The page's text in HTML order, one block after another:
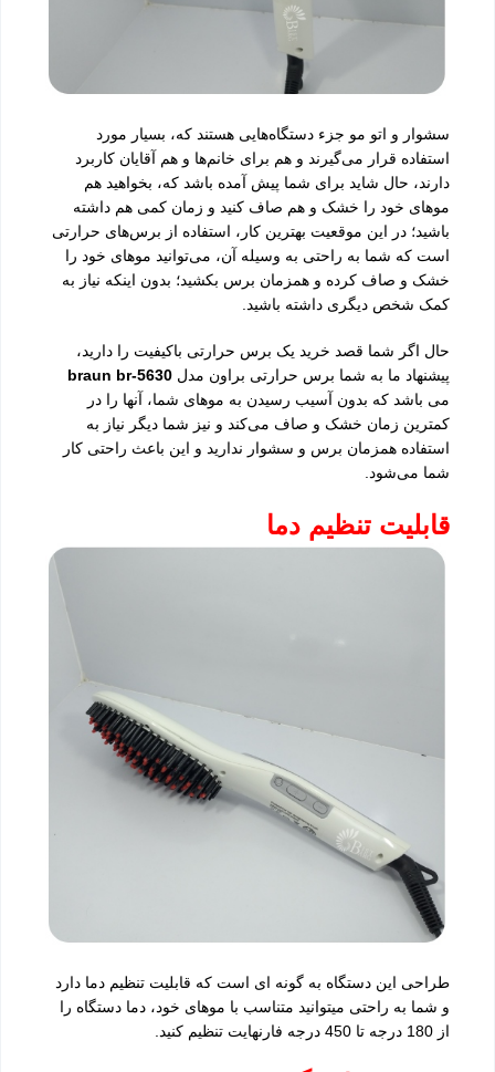
سشوار و اتو مو جزء دستگاه‌هایی هستند که، بسیار مورد
استفاده قرار می‌گیرند و هم برای خانم‌ها و هم آقایان کاربرد
دارند، حال شاید برای شما پیش آمده باشد که، بخواهید هم
موهای خود را خشک و هم صاف کنید و زمان کمی هم داشته
باشید؛ در این موقعیت بهترین کار، استفاده از برس‌های حرارتی
است که شما به راحتی به وسیله آن، می‌توانید موهای خود را
خشک و صاف کرده و همزمان برس بکشید؛ بدون اینکه نیاز به
کمک شخص دیگری داشته باشید.
حال اگر شما قصد خرید یک برس حرارتی باکیفیت را دارید،
پیشنهاد ما به شما برس حرارتی براون مدل braun br-5630
می باشد که بدون آسیب رسیدن به موهای شما، آنها را در
کمترین زمان خشک و صاف می‌کند و نیز شما دیگر نیاز به
استفاده همزمان برس و سشوار ندارید و این باعث راحتی کار
شما می‌شود.
قابلیت تنظیم دما
طراحی این دستگاه به گونه ای است که قابلیت تنظیم دما دارد
و شما به راحتی میتوانید متناسب با موهای خود، دما دستگاه را
از 180 درجه تا 450 درجه فارنهایت تنظیم کنید.